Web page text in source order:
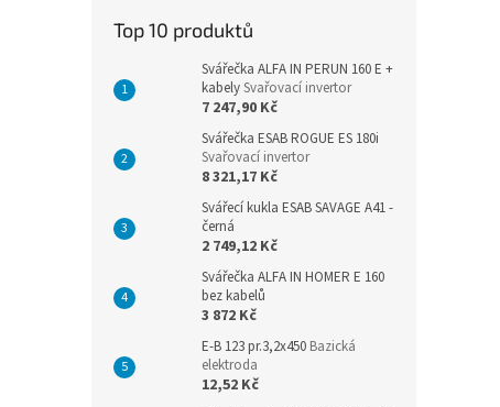
Top 10 produktů
Svářečka ALFA IN PERUN 160 E +
kabelySvařovací invertor
7 247,90 Kč
Svářečka ESAB ROGUE ES 180i
Svařovací invertor
8 321,17 Kč
Svářecí kukla ESAB SAVAGE A41 -
černá
2 749,12 Kč
Svářečka ALFA IN HOMER E 160
bez kabelů
3 872 Kč
E-B 123 pr.3,2x450 Bazická
elektroda
12,52 Kč